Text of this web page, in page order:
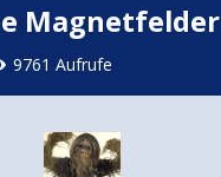
Magnetfelder
9761 Aufrufe